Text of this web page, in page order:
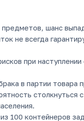
шанс
не всегда
при
в партии товара
столкнуться
100 контейнеров